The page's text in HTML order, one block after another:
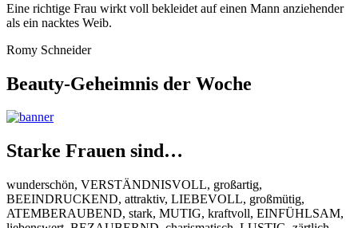
Eine richtige Frau wirkt voll bekleidet auf einen Mann anziehender
als ein nacktes Weib.
Romy Schneider
Beauty-Geheimnis der Woche
Starke Frauen sind…
wunderschön, VERSTÄNDNISVOLL, großartig,
BEEINDRUCKEND, attraktiv, LIEBEVOLL, großmütig,
ATEMBERAUBEND, stark, MUTIG, kraftvoll, EINFÜHLSAM,